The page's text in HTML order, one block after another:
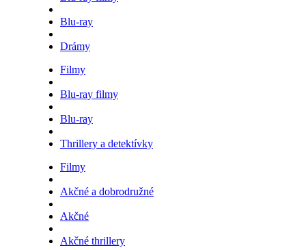
Blu-ray
Drámy
Filmy
Blu-ray filmy
Blu-ray
Thrillery a detektívky
Filmy
Akčné a dobrodružné
Akčné
Akčné thrillery